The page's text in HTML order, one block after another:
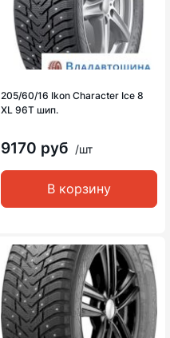
205/60/16 Ikon Character Ice 8
XL 96T шип.
9170 руб /шт
В корзину